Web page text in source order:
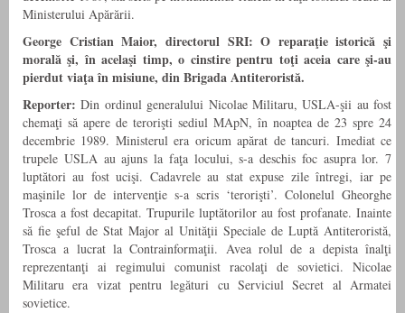
Ministerului Apărării.
George Cristian Maior, directorul SRI: O reparaţie istorică şi
morală şi, în acelaşi timp, o cinstire pentru toţi aceia care şi-au
pierdut viaţa în misiune, din Brigada Antiteroristă.
Reporter: Din ordinul generalului Nicolae Militaru, USLA-şii au fost
chemaţi să apere de terorişti sediul MApN, în noaptea de 23 spre 24
decembrie 1989. Ministerul era oricum apărat de tancuri. Imediat ce
trupele USLA au ajuns la faţa locului, s-a deschis foc asupra lor. 7
luptători au fost ucişi. Cadavrele au stat expuse zile întregi, iar pe
maşinile lor de intervenţie s-a scris ‘terorişti’. Colonelul Gheorghe
Trosca a fost decapitat. Trupurile luptătorilor au fost profanate. Inainte
să fie şeful de Stat Major al Unităţii Speciale de Luptă Antiteroristă,
Trosca a lucrat la Contrainformaţii. Avea rolul de a depista înalţi
reprezentanţi ai regimului comunist racolaţi de sovietici. Nicolae
Militaru era vizat pentru legături cu Serviciul Secret al Armatei
sovietice.